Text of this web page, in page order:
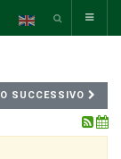
SUCCESSIVO